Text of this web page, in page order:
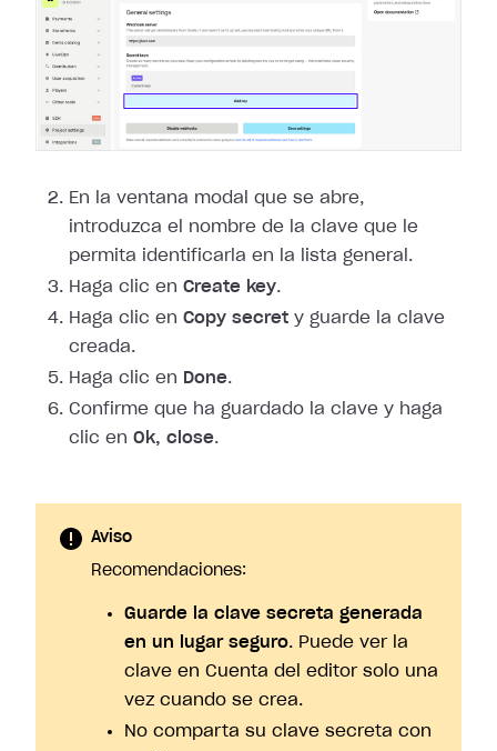
En la ventana modal que se abre,
introduzca el nombre de la clave que le
permita identificarla en la lista general.
Haga clic en Create key.
Haga clic en Copy secret y guarde la clave
creada.
Haga clic en Done.
Confirme que ha guardado la clave y haga
clic en Ok, close.
Aviso
Recomendaciones:
Guarde la clave secreta generada
en un lugar seguro. Puede ver la
clave en Cuenta del editor solo una
vez cuando se crea.
No comparta su clave secreta con